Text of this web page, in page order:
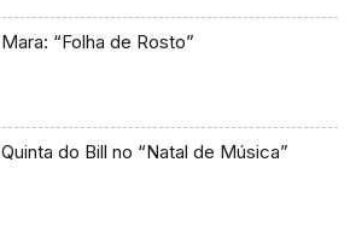
Mara: “Folha de Rosto”
Quinta do Bill no “Natal de Música”